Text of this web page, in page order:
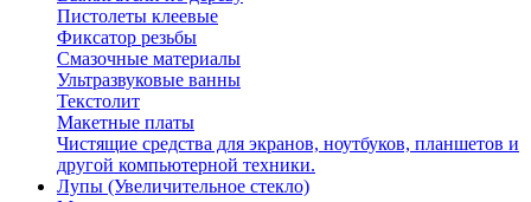
Пистолеты клеевые
Фиксатор резьбы
Смазочные материалы
Ультразвуковые ванны
Текстолит
Макетные платы
Чистящие средства для экранов, ноутбуков, планшетов и
другой компьютерной техники.
Лупы (Увеличительное стекло)